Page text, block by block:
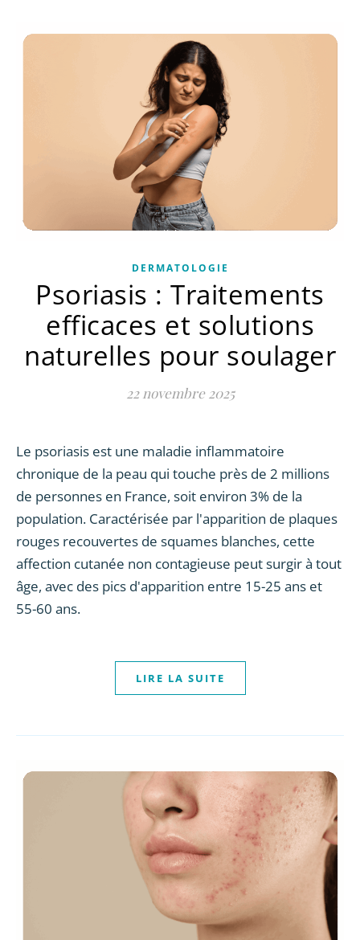
DERMATOLOGIE
Psoriasis : Traitements
efficaces et solutions
naturelles pour soulager
22 novembre 2025
Le psoriasis est une maladie inflammatoire
chronique de la peau qui touche près de 2 millions
de personnes en France, soit environ 3% de la
population. Caractérisée par l'apparition de plaques
rouges recouvertes de squames blanches, cette
affection cutanée non contagieuse peut surgir à tout
âge, avec des pics d'apparition entre 15-25 ans et
55-60 ans.
LIRE LA SUITE